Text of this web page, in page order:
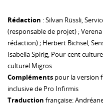
Rédaction : Silvan Rüssli,
(responsable de projet) ;
rédaction) ; Herbert Bichsel,
Isabella Spirig, Pour-cent
culturel Migros
Compléments pour la version
inclusive de Pro Infirmis
Traduction française: